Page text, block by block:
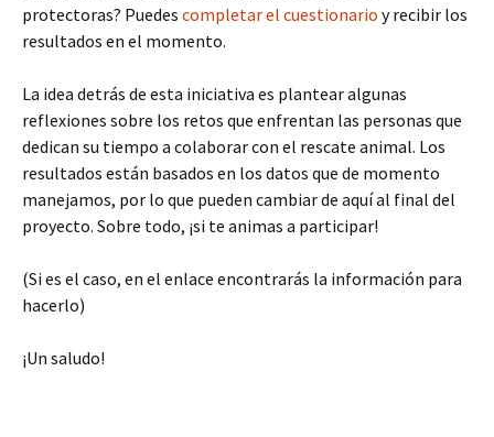
protectoras? Puedes completar el cuestionario y recibir los
resultados en el momento.
La idea detrás de esta iniciativa es plantear algunas
reflexiones sobre los retos que enfrentan las personas que
dedican su tiempo a colaborar con el rescate animal. Los
resultados están basados en los datos que de momento
manejamos, por lo que pueden cambiar de aquí al final del
proyecto. Sobre todo, ¡si te animas a participar!
(Si es el caso, en el enlace encontrarás la información para
hacerlo)
¡Un saludo!